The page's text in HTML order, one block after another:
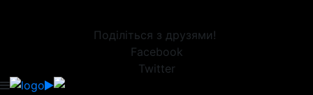
Поділіться з друзями!
Facebook
Twitter